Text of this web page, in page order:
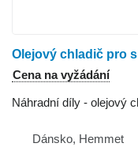
Olejový chladič pro
Cena na vyžádání
Náhradní díly - olejový
Dánsko, Hemmet